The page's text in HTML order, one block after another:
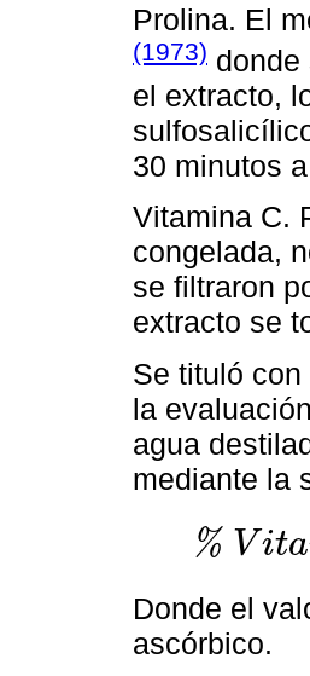
Prolina. El
(1973) donde
el extracto,
30 minutos
Vitamina C.
congelada,
se filtraron
extracto se
Se tituló
la
agua
mediante la
% V ita
% Vi m na C=
Donde el
ascórbico.